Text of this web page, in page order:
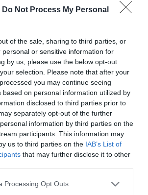
Do Not Process My Personal
of the sale, sharing to third parties, or
personal or sensitive information for
by us, please use the below opt-out
selection. Please note that after your
you may continue seeing
based on personal information utilized by
disclosed to third parties prior to
separately opt-out of the further
information by third parties on the
participants. This information may
us to third parties on the IAB’s List of
that may further disclose it to other
website/app uses one or more Google
Processing Opt Outs
«τέλειωσε» τον
από τον ΣΚΑΪ – Ο λόγος της
του